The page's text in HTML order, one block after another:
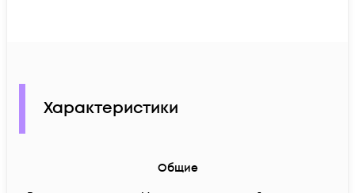
Характеристики
Общие